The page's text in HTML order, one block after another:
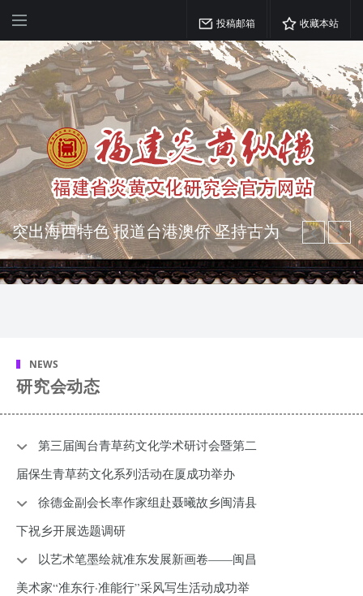
投稿邮箱 收藏本站
弘扬优秀文化 振奋民族精神 介绍民族
瑰宝 宣传中华精英
突出海西特色 报道台港澳侨 坚持古为
NEWS
研究会动态
第三届闽台青草药文化学术研讨会暨第二
届保生青草药文化系列活动在厦成功举办
徐德金副会长率作家组赴聂曦故乡闽清县
下祝乡开展选题调研
以艺术笔墨绘就准东发展新画卷——闽昌
美术家“准东行·准能行”采风写生活动成功举